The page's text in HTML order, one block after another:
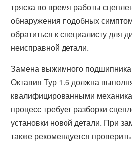
тряска во время работы
обнаружения подобных
обратиться к специалисту для
неисправной детали.
Замена выжимного
Октавия Тур 1.6 должна
квалифицированными
процесс требует разборки
установки новой детали. При
также рекомендуется